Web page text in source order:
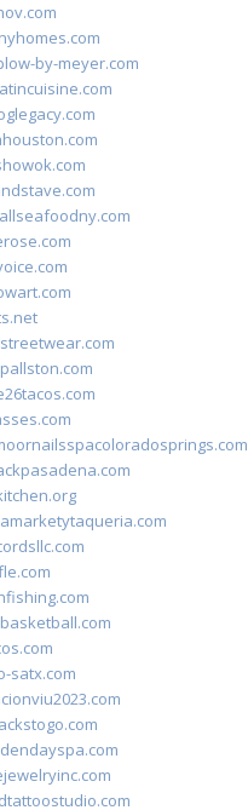
by-meyer.com
satx.com